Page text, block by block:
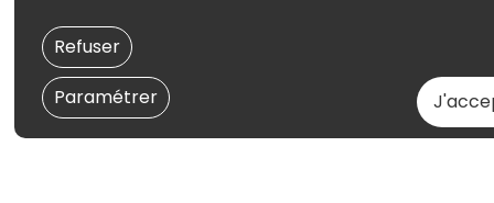
Paramétrer
Refuser